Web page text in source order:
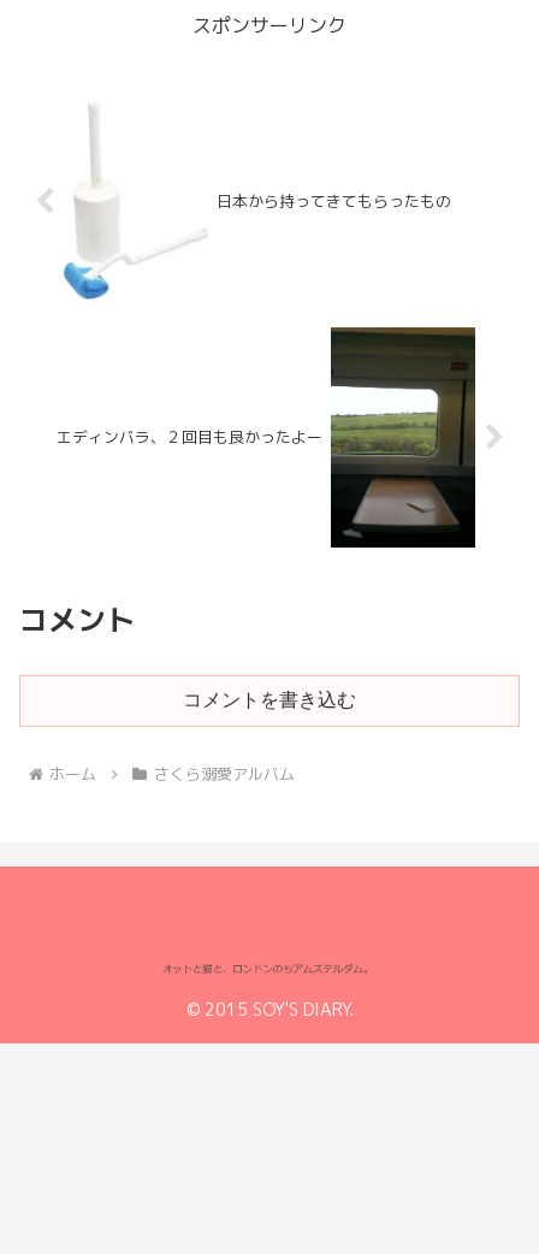
スポンサーリンク
日本から持ってきてもらったもの
エディンバラ、２回目も良かったよー
コメント
コメントを書き込む
ホーム さくら溺愛アルバム
© 2015 SOY'S DIARY.